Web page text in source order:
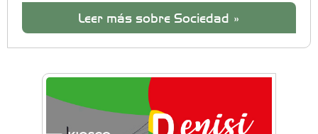
Leer más sobre Sociedad »